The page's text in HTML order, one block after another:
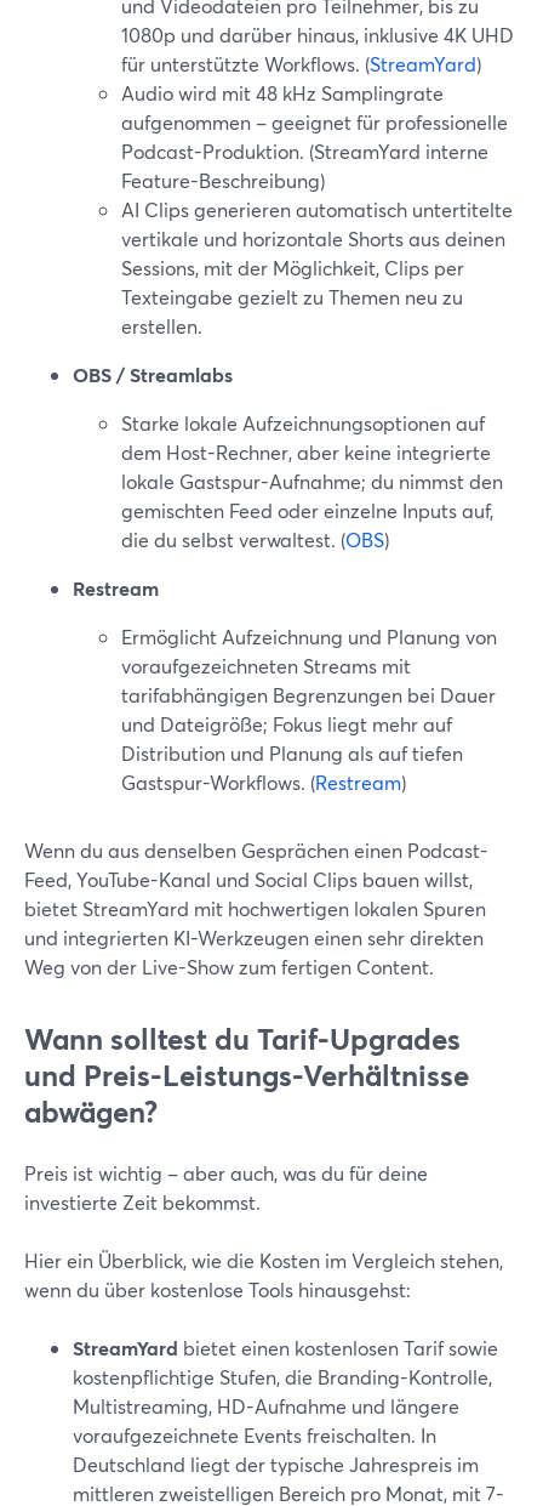
und Videodateien pro Teilnehmer, bis zu
1080p und darüber hinaus, inklusive 4K UHD
für unterstützte Workflows. (StreamYard)
Audio wird mit 48 kHz Samplingrate
aufgenommen – geeignet für professionelle
Podcast-Produktion. (StreamYard interne
Feature-Beschreibung)
AI Clips generieren automatisch untertitelte
vertikale und horizontale Shorts aus deinen
Sessions, mit der Möglichkeit, Clips per
Texteingabe gezielt zu Themen neu zu
erstellen.
OBS / Streamlabs
Starke lokale Aufzeichnungsoptionen auf
dem Host-Rechner, aber keine integrierte
lokale Gastspur-Aufnahme; du nimmst den
gemischten Feed oder einzelne Inputs auf,
die du selbst verwaltest. (OBS)
Restream
Ermöglicht Aufzeichnung und Planung von
voraufgezeichneten Streams mit
tarifabhängigen Begrenzungen bei Dauer
und Dateigröße; Fokus liegt mehr auf
Distribution und Planung als auf tiefen
Gastspur-Workflows. (Restream)
Wenn du aus denselben Gesprächen einen Podcast-
Feed, YouTube-Kanal und Social Clips bauen willst,
bietet StreamYard mit hochwertigen lokalen Spuren
und integrierten KI-Werkzeugen einen sehr direkten
Weg von der Live-Show zum fertigen Content.
Wann solltest du Tarif-Upgrades
und Preis-Leistungs-Verhältnisse
abwägen?
Preis ist wichtig – aber auch, was du für deine
investierte Zeit bekommst.
Hier ein Überblick, wie die Kosten im Vergleich stehen,
wenn du über kostenlose Tools hinausgehst:
StreamYard bietet einen kostenlosen Tarif sowie
kostenpflichtige Stufen, die Branding-Kontrolle,
Multistreaming, HD-Aufnahme und längere
voraufgezeichnete Events freischalten. In
Deutschland liegt der typische Jahrespreis im
mittleren zweistelligen Bereich pro Monat, mit 7-